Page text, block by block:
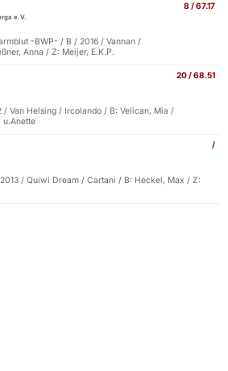
8 / 67.17
e.V.
-BWP- / B / 2016 / Vannan /
Anna / Z: Meijer, E.K.P.
20 / 68.51
/ Van Helsing / Ircolando / B: Velican, Mia /
u.Anette
/
/ Quiwi Dream / Cartani / B: Heckel, Max / Z: